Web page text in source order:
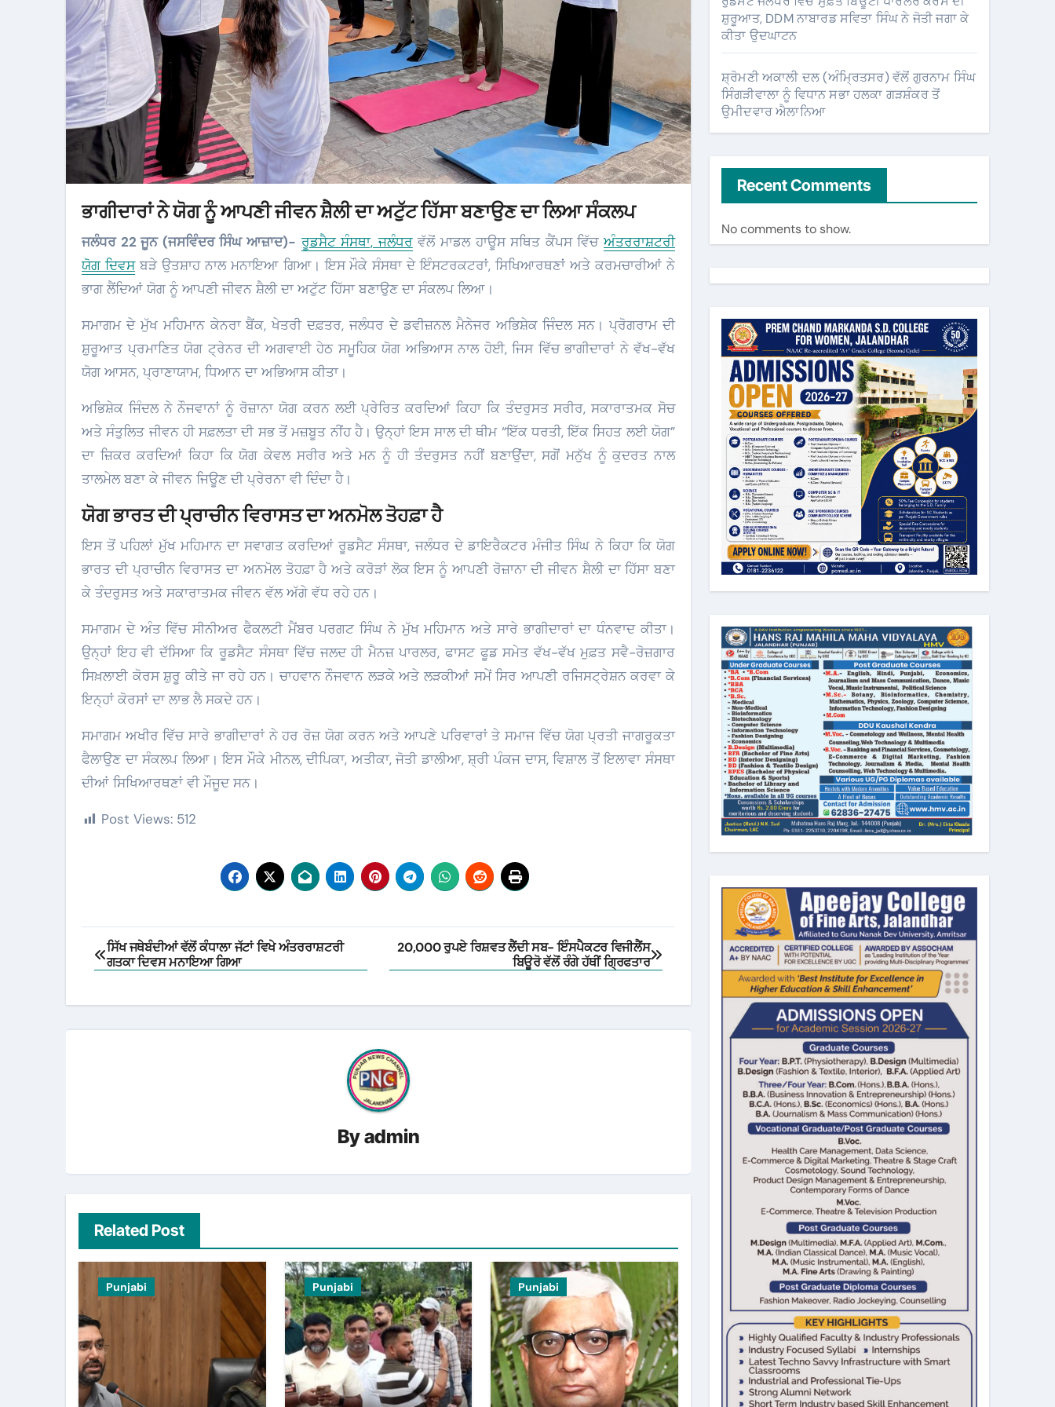
ਭਾਗੀਦਾਰਾਂ ਨੇ ਯੋਗ ਨੂੰ ਆਪਣੀ ਜੀਵਨ ਸ਼ੈਲੀ ਦਾ ਅਟੁੱਟ ਹਿੱਸਾ ਬਣਾਉਣ ਦਾ ਲਿਆ ਸੰਕਲਪ
ਜਲੰਧਰ 22 ਜੂਨ (ਜਸਵਿੰਦਰ ਸਿੰਘ ਆਜ਼ਾਦ)- ਰੂਡਸੈਟ ਸੰਸਥਾ, ਜਲੰਧਰਵੱਲੋਂ ਮਾਡਲ ਹਾਊਸ ਸਥਿਤ ਕੈਂਪਸ ਵਿੱਚਅੰਤਰਰਾਸ਼ਟਰੀ
ਯੋਗ ਦਿਵਸਬੜੇ ਉਤਸ਼ਾਹ ਨਾਲ ਮਨਾਇਆ ਗਿਆ। ਇਸ ਮੌਕੇ ਸੰਸਥਾ ਦੇ ਇੰਸਟਰਕਟਰਾਂ, ਸਿਖਿਆਰਥਣਾਂ ਅਤੇ ਕਰਮਚਾਰੀਆਂ ਨੇ
ਭਾਗ ਲੈਂਦਿਆਂ ਯੋਗ ਨੂੰ ਆਪਣੀ ਜੀਵਨ ਸ਼ੈਲੀ ਦਾ ਅਟੁੱਟ ਹਿੱਸਾ ਬਣਾਉਣ ਦਾ ਸੰਕਲਪ ਲਿਆ।
ਸਮਾਗਮ ਦੇ ਮੁੱਖ ਮਹਿਮਾਨ ਕੇਨਰਾ ਬੈਂਕ, ਖੇਤਰੀ ਦਫ਼ਤਰ, ਜਲੰਧਰ ਦੇ ਡਵੀਜ਼ਨਲ ਮੈਨੇਜਰ ਅਭਿਸ਼ੇਕ ਜਿੰਦਲ ਸਨ। ਪ੍ਰੋਗਰਾਮ ਦੀ
ਸ਼ੁਰੂਆਤ ਪ੍ਰਮਾਣਿਤ ਯੋਗ ਟ੍ਰੇਨਰ ਦੀ ਅਗਵਾਈ ਹੇਠ ਸਮੂਹਿਕ ਯੋਗ ਅਭਿਆਸ ਨਾਲ ਹੋਈ, ਜਿਸ ਵਿੱਚ ਭਾਗੀਦਾਰਾਂ ਨੇ ਵੱਖ-ਵੱਖ
ਯੋਗ ਆਸਨ, ਪ੍ਰਾਣਾਯਾਮ, ਧਿਆਨ ਦਾ ਅਭਿਆਸ ਕੀਤਾ।
ਅਭਿਸ਼ੇਕ ਜਿੰਦਲ ਨੇ ਨੌਜਵਾਨਾਂ ਨੂੰ ਰੋਜ਼ਾਨਾ ਯੋਗ ਕਰਨ ਲਈ ਪ੍ਰੇਰਿਤ ਕਰਦਿਆਂ ਕਿਹਾ ਕਿ ਤੰਦਰੁਸਤ ਸਰੀਰ, ਸਕਾਰਾਤਮਕ ਸੋਚ
ਅਤੇ ਸੰਤੁਲਿਤ ਜੀਵਨ ਹੀ ਸਫ਼ਲਤਾ ਦੀ ਸਭ ਤੋਂ ਮਜ਼ਬੂਤ ਨੀਂਹ ਹੈ। ਉਨ੍ਹਾਂ ਇਸ ਸਾਲ ਦੀ ਥੀਮ “ਇੱਕ ਧਰਤੀ, ਇੱਕ ਸਿਹਤ ਲਈ ਯੋਗ”
ਦਾ ਜ਼ਿਕਰ ਕਰਦਿਆਂ ਕਿਹਾ ਕਿ ਯੋਗ ਕੇਵਲ ਸਰੀਰ ਅਤੇ ਮਨ ਨੂੰ ਹੀ ਤੰਦਰੁਸਤ ਨਹੀਂ ਬਣਾਉਂਦਾ, ਸਗੋਂ ਮਨੁੱਖ ਨੂੰ ਕੁਦਰਤ ਨਾਲ
ਤਾਲਮੇਲ ਬਣਾ ਕੇ ਜੀਵਨ ਜਿਊਣ ਦੀ ਪ੍ਰੇਰਨਾ ਵੀ ਦਿੰਦਾ ਹੈ।
ਯੋਗ ਭਾਰਤ ਦੀ ਪ੍ਰਾਚੀਨ ਵਿਰਾਸਤ ਦਾ ਅਨਮੋਲ ਤੋਹਫ਼ਾ ਹੈ
ਇਸ ਤੋਂ ਪਹਿਲਾਂ ਮੁੱਖ ਮਹਿਮਾਨ ਦਾ ਸਵਾਗਤ ਕਰਦਿਆਂ ਰੂਡਸੈਟ ਸੰਸਥਾ, ਜਲੰਧਰ ਦੇ ਡਾਇਰੈਕਟਰ ਮੰਜੀਤ ਸਿੰਘ ਨੇ ਕਿਹਾ ਕਿ ਯੋਗ
ਭਾਰਤ ਦੀ ਪ੍ਰਾਚੀਨ ਵਿਰਾਸਤ ਦਾ ਅਨਮੋਲ ਤੋਹਫ਼ਾ ਹੈ ਅਤੇ ਕਰੋੜਾਂ ਲੋਕ ਇਸ ਨੂੰ ਆਪਣੀ ਰੋਜ਼ਾਨਾ ਦੀ ਜੀਵਨ ਸ਼ੈਲੀ ਦਾ ਹਿੱਸਾ ਬਣਾ
ਕੇ ਤੰਦਰੁਸਤ ਅਤੇ ਸਕਾਰਾਤਮਕ ਜੀਵਨ ਵੱਲ ਅੱਗੇ ਵੱਧ ਰਹੇ ਹਨ।
ਸਮਾਗਮ ਦੇ ਅੰਤ ਵਿੱਚ ਸੀਨੀਅਰ ਫੈਕਲਟੀ ਮੈਂਬਰ ਪਰਗਟ ਸਿੰਘ ਨੇ ਮੁੱਖ ਮਹਿਮਾਨ ਅਤੇ ਸਾਰੇ ਭਾਗੀਦਾਰਾਂ ਦਾ ਧੰਨਵਾਦ ਕੀਤਾ।
ਉਨ੍ਹਾਂ ਇਹ ਵੀ ਦੱਸਿਆ ਕਿ ਰੂਡਸੈਟ ਸੰਸਥਾ ਵਿੱਚ ਜਲਦ ਹੀ ਮੈਨਜ਼ ਪਾਰਲਰ, ਫਾਸਟ ਫੂਡ ਸਮੇਤ ਵੱਖ-ਵੱਖ ਮੁਫ਼ਤ ਸਵੈ-ਰੋਜ਼ਗਾਰ
ਸਿਖ਼ਲਾਈ ਕੋਰਸ ਸ਼ੁਰੂ ਕੀਤੇ ਜਾ ਰਹੇ ਹਨ। ਚਾਹਵਾਨ ਨੌਜਵਾਨ ਲੜਕੇ ਅਤੇ ਲੜਕੀਆਂ ਸਮੇਂ ਸਿਰ ਆਪਣੀ ਰਜਿਸਟ੍ਰੇਸ਼ਨ ਕਰਵਾ ਕੇ
ਇਨ੍ਹਾਂ ਕੋਰਸਾਂ ਦਾ ਲਾਭ ਲੈ ਸਕਦੇ ਹਨ।
ਸਮਾਗਮ ਅਖੀਰ ਵਿੱਚ ਸਾਰੇ ਭਾਗੀਦਾਰਾਂ ਨੇ ਹਰ ਰੋਜ਼ ਯੋਗ ਕਰਨ ਅਤੇ ਆਪਣੇ ਪਰਿਵਾਰਾਂ ਤੇ ਸਮਾਜ ਵਿੱਚ ਯੋਗ ਪ੍ਰਤੀ ਜਾਗਰੂਕਤਾ
ਫੈਲਾਉਣ ਦਾ ਸੰਕਲਪ ਲਿਆ। ਇਸ ਮੌਕੇ ਮੀਨਲ, ਦੀਪਿਕਾ, ਅਤੀਕਾ, ਜੋਤੀ ਡਾਲੀਆ, ਸ਼੍ਰੀ ਪੰਕਜ ਦਾਸ, ਵਿਸ਼ਾਲ ਤੋਂ ਇਲਾਵਾ ਸੰਸਥਾ
ਦੀਆਂ ਸਿਖਿਆਰਥਣਾਂ ਵੀ ਮੌਜੂਦ ਸਨ।
Post Views: 512
Post
navigation
ਸਿੱਖ ਜਥੇਬੰਦੀਆਂ ਵੱਲੋਂ ਕੰਧਾਲਾ ਜੱਟਾਂ ਵਿਖੇ ਅੰਤਰਰਾਸ਼ਟਰੀ
ਗਤਕਾ ਦਿਵਸ ਮਨਾਇਆ ਗਿਆ
20,000 ਰੁਪਏ ਰਿਸ਼ਵਤ ਲੈਂਦੀ ਸਬ- ਇੰਸਪੈਕਟਰ ਵਿਜੀਲੈਂਸ
ਬਿਊਰੋ ਵੱਲੋਂ ਰੰਗੇ ਹੱਥੀਂ ਗ੍ਰਿਫਤਾਰ
Byadmin
Related Post
Punjabi Punjabi Punjabi
ਸ਼ੁਰੂਆਤ, DDM ਨਾਬਾਰਡ ਸਵਿਤਾ ਸਿੰਘ ਨੇ ਜੋਤੀ ਜਗਾ ਕੇ
ਕੀਤਾ ਉਦਘਾਟਨ
ਸ਼੍ਰੋਮਣੀ ਅਕਾਲੀ ਦਲ (ਅੰਮ੍ਰਿਤਸਰ) ਵੱਲੋਂ ਗੁਰਨਾਮ ਸਿੰਘ
ਸਿੰਗੜੀਵਾਲਾ ਨੂੰ ਵਿਧਾਨ ਸਭਾ ਹਲਕਾ ਗੜਸ਼ੰਕਰ ਤੋਂ
ਉਮੀਦਵਾਰ ਐਲਾਨਿਆ
Recent Comments
No comments to show.